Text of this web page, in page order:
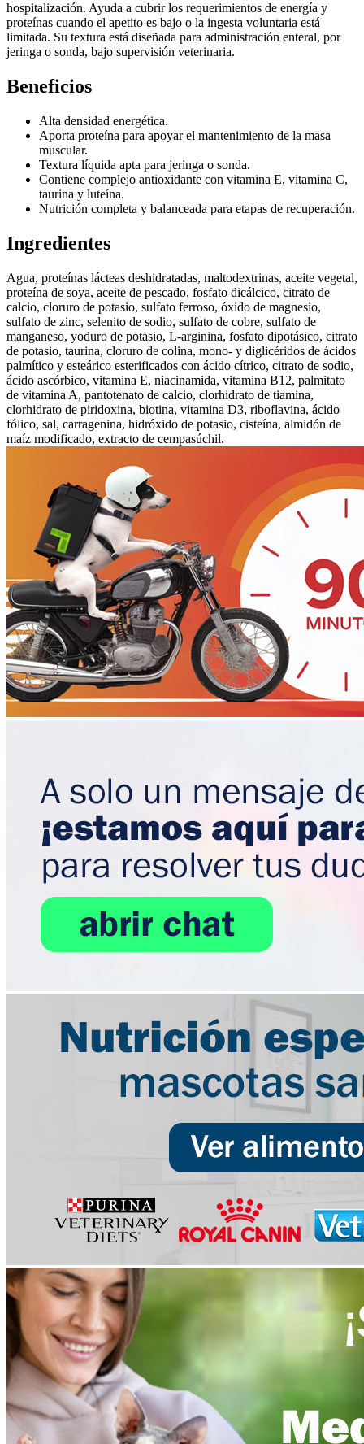
hospitalización. Ayuda a cubrir los requerimientos de energía y
proteínas cuando el apetito es bajo o la ingesta voluntaria está
limitada. Su textura está diseñada para administración enteral, por
jeringa o sonda, bajo supervisión veterinaria.
Beneficios
Alta densidad energética.
Aporta proteína para apoyar el mantenimiento de la masa
muscular.
Textura líquida apta para jeringa o sonda.
Contiene complejo antioxidante con vitamina E, vitamina C,
taurina y luteína.
Nutrición completa y balanceada para etapas de recuperación.
Ingredientes
Agua, proteínas lácteas deshidratadas, maltodextrinas, aceite vegetal,
proteína de soya, aceite de pescado, fosfato dicálcico, citrato de
calcio, cloruro de potasio, sulfato ferroso, óxido de magnesio,
sulfato de zinc, selenito de sodio, sulfato de cobre, sulfato de
manganeso, yoduro de potasio, L-arginina, fosfato dipotásico, citrato
de potasio, taurina, cloruro de colina, mono- y diglicéridos de ácidos
palmítico y esteárico esterificados con ácido cítrico, citrato de sodio,
ácido ascórbico, vitamina E, niacinamida, vitamina B12, palmitato
de vitamina A, pantotenato de calcio, clorhidrato de tiamina,
clorhidrato de piridoxina, biotina, vitamina D3, riboflavina, ácido
fólico, sal, carragenina, hidróxido de potasio, cisteína, almidón de
maíz modificado, extracto de cempasúchil.